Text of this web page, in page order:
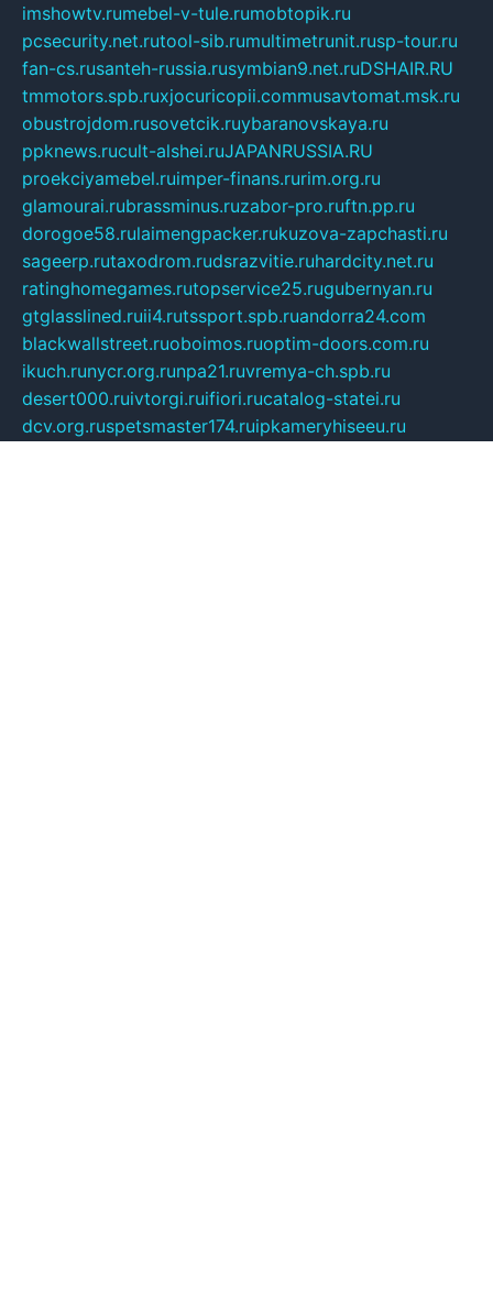
imshowtv.rumebel-v-tule.rumobtopik.ru
pcsecurity.net.rutool-sib.rumultimetrunit.rusp-tour.ru
fan-cs.rusanteh-russia.rusymbian9.net.ruDSHAIR.RU
tmmotors.spb.ruxjocuricopii.commusavtomat.msk.ru
obustrojdom.rusovetcik.ruybaranovskaya.ru
ppknews.rucult-alshei.ruJAPANRUSSIA.RU
proekciyamebel.ruimper-finans.rurim.org.ru
glamourai.rubrassminus.ruzabor-pro.ruftn.pp.ru
dorogoe58.rulaimengpacker.rukuzova-zapchasti.ru
sageerp.rutaxodrom.rudsrazvitie.ruhardcity.net.ru
ratinghomegames.rutopservice25.rugubernyan.ru
gtglasslined.ruii4.rutssport.spb.ruandorra24.com
blackwallstreet.ruoboimos.ruoptim-doors.com.ru
ikuch.runycr.org.runpa21.ruvremya-ch.spb.ru
desert000.ruivtorgi.ruifiori.rucatalog-statei.ru
dcv.org.ruspetsmaster174.ruipkameryhiseeu.ru